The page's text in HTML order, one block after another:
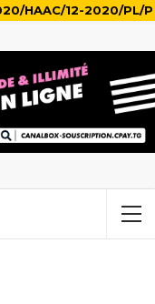
HAAC/12-2020/PL/P